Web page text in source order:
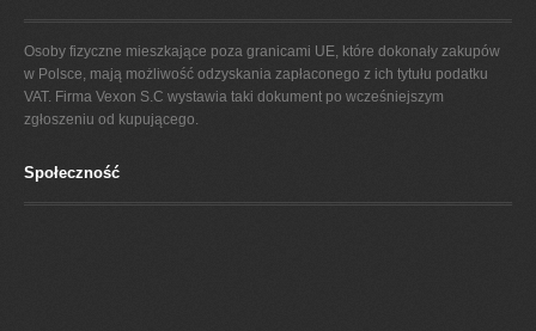
Osoby fizyczne mieszkające poza granicami UE, które dokonały zakupów
w Polsce, mają możliwość odzyskania zapłaconego z ich tytułu podatku
VAT. Firma Vexon S.C wystawia taki dokument po wcześniejszym
zgłoszeniu od kupującego.
Społeczność